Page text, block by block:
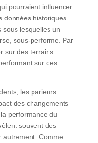
pourraient influencer
données historiques
sous lesquelles un
sous-performe. Par
sur des terrains
sur des
les parieurs
des changements
performance du
souvent des
autrement. Comme